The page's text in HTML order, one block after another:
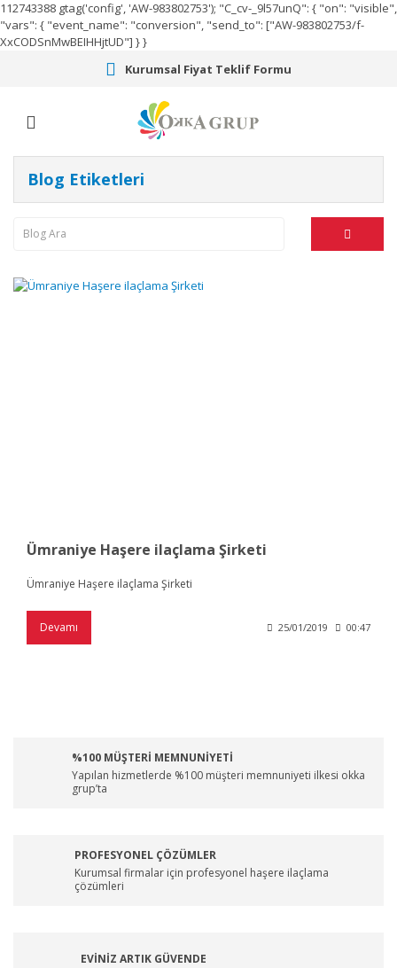
112743388 gtag('config', 'AW-983802753'); "C_cv-_9l57unQ": { "on": "visible",
"vars": { "event_name": "conversion", "send_to": ["AW-983802753/f-
XxCODSnMwBEIHHjtUD"] } }
Kurumsal Fiyat Teklif Formu
Blog Etiketleri
Ümraniye Haşere ilaçlama Şirketi
Ümraniye Haşere ilaçlama Şirketi
Devamı 25/01/2019 00:47
%100 MÜŞTERİ MEMNUNİYETİ
Yapılan hizmetlerde %100 müşteri memnuniyeti ilkesi okka
grup’ta
PROFESYONEL ÇÖZÜMLER
Kurumsal firmalar için profesyonel haşere ilaçlama
çözümleri
EVİNİZ ARTIK GÜVENDE